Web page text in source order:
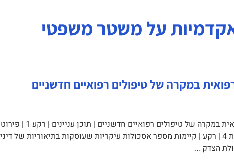
על משטר משפטי
במקרה של טיפולים רפואיים חדשניים
נייר עמדה בנושא רשלנות רפואית במקרה של טיפולים רפואיים חדשניים | תוכן עניינים | רקע 1 | פירוט
העמדה 1 | תמיכה תיאורטית 2 | מקורות 4 | רקע | קיימות מספר אסכולות עיקריות שעוסקות בתיאוריות של דיני
הצדק …